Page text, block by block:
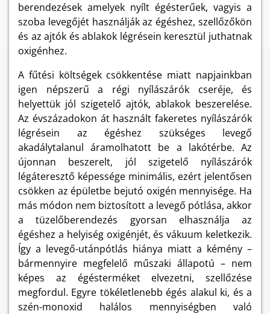
berendezések amelyek nyílt égésterűek, vagyis a
szoba levegőjét használják az égéshez, szellőzőkön
és az ajtók és ablakok légrésein keresztül juthatnak
oxigénhez.
A fűtési költségek csökkentése miatt napjainkban
igen népszerű a régi nyílászárók cseréje, és
helyettük jól szigetelő ajtók, ablakok beszerelése.
Az évszázadokon át használt fakeretes nyílászárók
légrésein az égéshez szükséges levegő
akadálytalanul áramolhatott be a lakótérbe. Az
újonnan beszerelt, jól szigetelő nyílászárók
légáteresztő képessége minimális, ezért jelentősen
csökken az épületbe bejutó oxigén mennyisége. Ha
más módon nem biztosított a levegő pótlása, akkor
a tüzelőberendezés gyorsan elhasználja az
égéshez a helyiség oxigénjét, és vákuum keletkezik.
Így a levegő-utánpótlás hiánya miatt a kémény –
bármennyire megfelelő műszaki állapotú – nem
képes az égésterméket elvezetni, szellőzése
megfordul. Egyre tökéletlenebb égés alakul ki, és a
szén-monoxid halálos mennyiségben való